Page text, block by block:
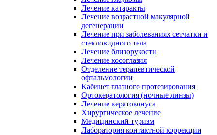
Лечение катаракты
Лечение возрастной макулярной
дегенерации
Лечение при заболеваниях сетчатки и
стекловидного тела
Лечение близорукости
Лечение косоглазия
Отделение терапевтической
офтальмологии
Кабинет глазного протезирования
Ортокератология (ночные линзы)
Лечение кератоконуса
Хирургическое лечение
Медицинский туризм
Лаборатория контактной коррекции